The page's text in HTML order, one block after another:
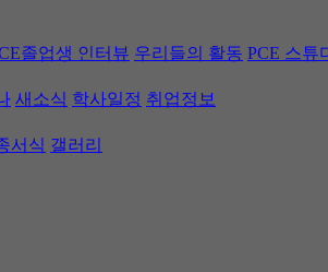
졸업생 인터뷰 우리들의 활동 PCE 스튜
새소식 학사일정 취업정보
서식 갤러리